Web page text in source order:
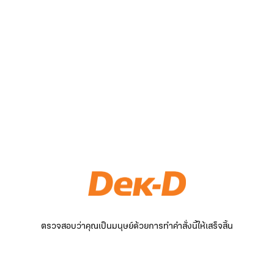
ตรวจสอบว่าคุณเป็นมนุษย์ด้วยการทำคำสั่งนี้ให้เสร็จสิ้น